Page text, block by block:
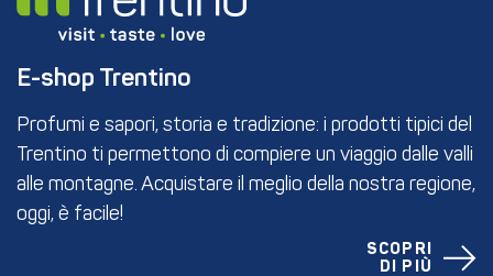
E-shop Trentino
Profumi e sapori, storia e tradizione: i prodotti tipici del
Trentino ti permettono di compiere un viaggio dalle valli
alle montagne. Acquistare il meglio della nostra regione,
oggi, è facile!
SCOPRI
DI PIÙ